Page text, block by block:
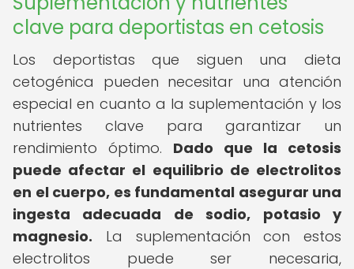
clave para deportistas en cetosis
Los deportistas que siguen una dieta
cetogénica pueden necesitar una atención
especial en cuanto a la suplementación y los
nutrientes clave para garantizar un
rendimiento óptimo. Dado que la cetosis
puede afectar el equilibrio de electrolitos
en el cuerpo, es fundamental asegurar una
ingesta adecuada de sodio, potasio y
magnesio. La suplementación con estos
electrolitos puede ser necesaria,